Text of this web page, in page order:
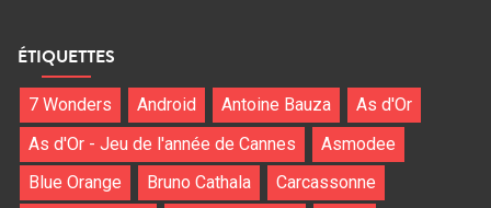
ÉTIQUETTES
7 Wonders Android Antoine Bauza
As d'Or
As d'Or - Jeu de l'année de Cannes
Asmodee
Blue Orange
Bruno Cathala
Carcassonne